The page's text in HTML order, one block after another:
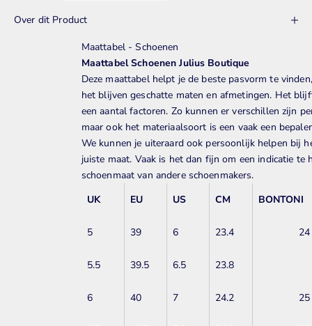
Over dit Product
Maattabel - Schoenen
Maattabel Schoenen Julius Boutique
Deze maattabel helpt je de beste pasvorm te
het blijven geschatte maten en afmetingen. Het
een aantal factoren. Zo kunnen er verschillen zijn
maar ook het materiaalsoort is een vaak een
We kunnen je uiteraard ook persoonlijk helpen bij
juiste maat. Vaak is het dan fijn om een indicatie te
schoenmaat van andere schoenmakers.
UK
EU US CM BONTONI
5 39 6 23.4
5.5 39.5 6.5 23.8
6 40 7 24.2